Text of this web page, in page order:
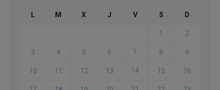
L M X J V S D
1 2
3 4 5 6 7 8 9
10 11 12 13 14 15 16